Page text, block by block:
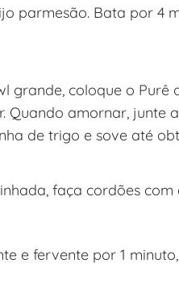
parmesão. Bata por 4
grande, coloque o
Quando amornar, junte
de trigo e sove até
faça cordões com
e fervente por 1